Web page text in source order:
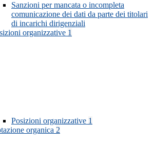
Sanzioni per mancata o incompleta
comunicazione dei dati da parte dei titolari
di incarichi dirigenziali
organizzative 1
Posizioni organizzative 1
organica 2